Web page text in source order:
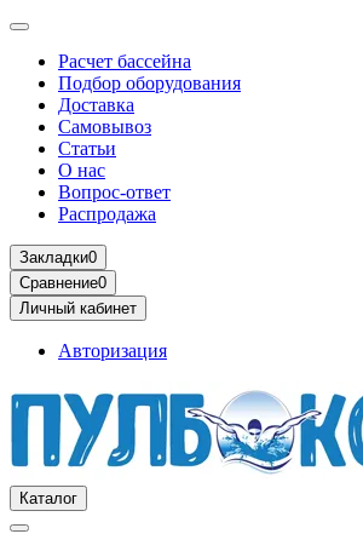
Расчет бассейна
Подбор оборудования
Доставка
Самовывоз
Статьи
О нас
Вопрос-ответ
Распродажа
Закладки0
Сравнение0
Личный кабинет
Авторизация
Каталог